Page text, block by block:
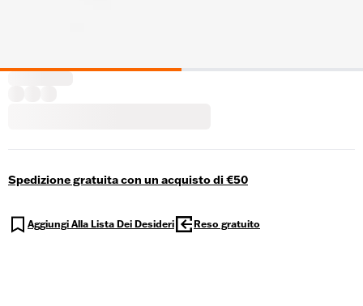
Spedizione gratuita con un acquisto di €50
Aggiungi Alla Lista Dei Desideri Reso gratuito